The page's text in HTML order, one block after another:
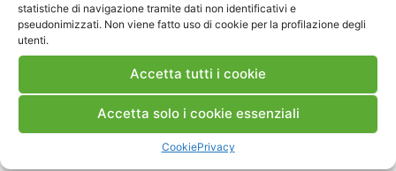
statistiche di navigazione tramite dati non identificativi e
pseudonimizzati. Non viene fatto uso di cookie per la profilazione degli
utenti.
Accetta tutti i cookie
Accetta solo i cookie essenziali
CookiePrivacy
rapporto è riportata una rassegna dei principali
metodi di rilevamento delle emissioni di CO2, con
particolare riferimento alle tecniche geochimiche
che saranno utilizzate per la caratterizzazione di
siti selezionati del territorio toscano.
In particolare, viene presentato un nuovo tipo di